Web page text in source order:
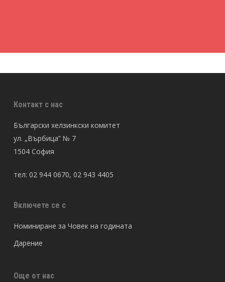
Контакт с нас
Български хелзинкски комитет
ул. „Върбица” № 7
1504 София
тел: 02 944 0670, 02 943 4405
Включете се с
Номиниране за Човек на годината
Дарение
Още от нас